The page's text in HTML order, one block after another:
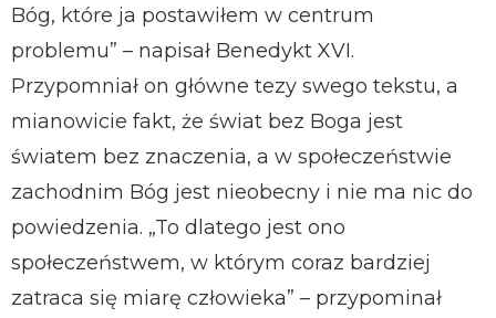
Bóg, które ja postawiłem w centrum
problemu” – napisał Benedykt XVI.
Przypomniał on główne tezy swego tekstu, a
mianowicie fakt, że świat bez Boga jest
światem bez znaczenia, a w społeczeństwie
zachodnim Bóg jest nieobecny i nie ma nic do
powiedzenia. „To dlatego jest ono
społeczeństwem, w którym coraz bardziej
zatraca się miarę człowieka” – przypominał